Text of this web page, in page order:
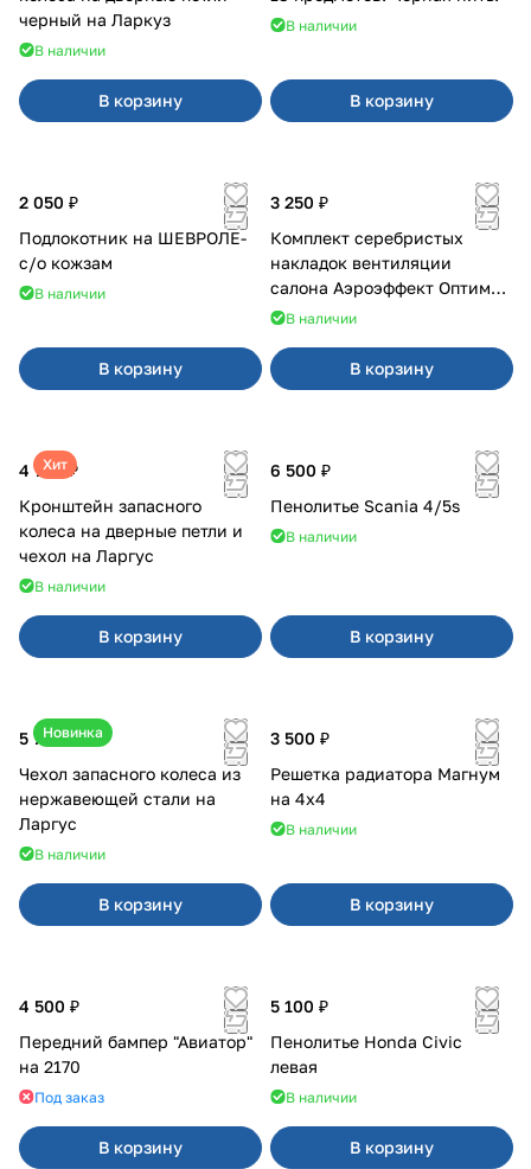
черный на Ларкуз
В наличии
В корзину
В наличии
В корзину
2 050 ₽
Подлокотник на ШЕВРОЛЕ-
с/о кожзам
В наличии
В корзину
3 250 ₽
Комплект серебристых
накладок вентиляции
салона Аэроэффект Оптимал
на 4х4
В наличии
В корзину
Хит
4 700 ₽
Кронштейн запасного
колеса на дверные петли и
чехол на Ларгус
В наличии
В корзину
6 500 ₽
Пенолитье Scania 4/5s
В наличии
В корзину
Новинка
5 700 ₽
Чехол запасного колеса из
нержавеющей стали на
Ларгус
В наличии
В корзину
3 500 ₽
Решетка радиатора Магнум
на 4х4
В наличии
В корзину
4 500 ₽
Передний бампер "Авиатор"
на 2170
Под заказ
В корзину
5 100 ₽
Пенолитье Honda Civic
левая
В наличии
В корзину